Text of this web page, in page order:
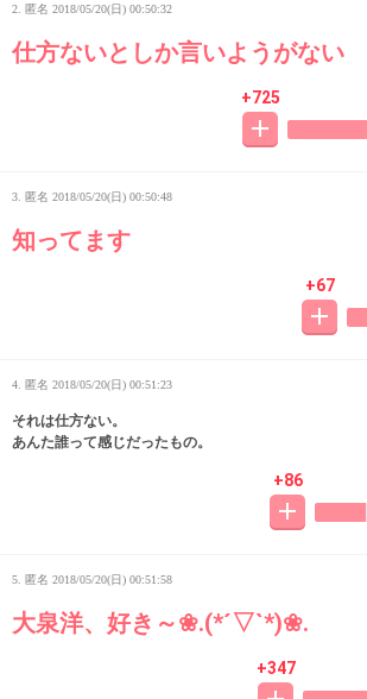
2. 匿名 2018/05/20(日) 00:50:32
仕方ないとしか言いようがない
+725
3. 匿名 2018/05/20(日) 00:50:48
知ってます
+67
4. 匿名 2018/05/20(日) 00:51:23
それは仕方ない。
あんた誰って感じだったもの。
+86
5. 匿名 2018/05/20(日) 00:51:58
大泉洋、好き～❀.(*´▽`*)❀.
+347